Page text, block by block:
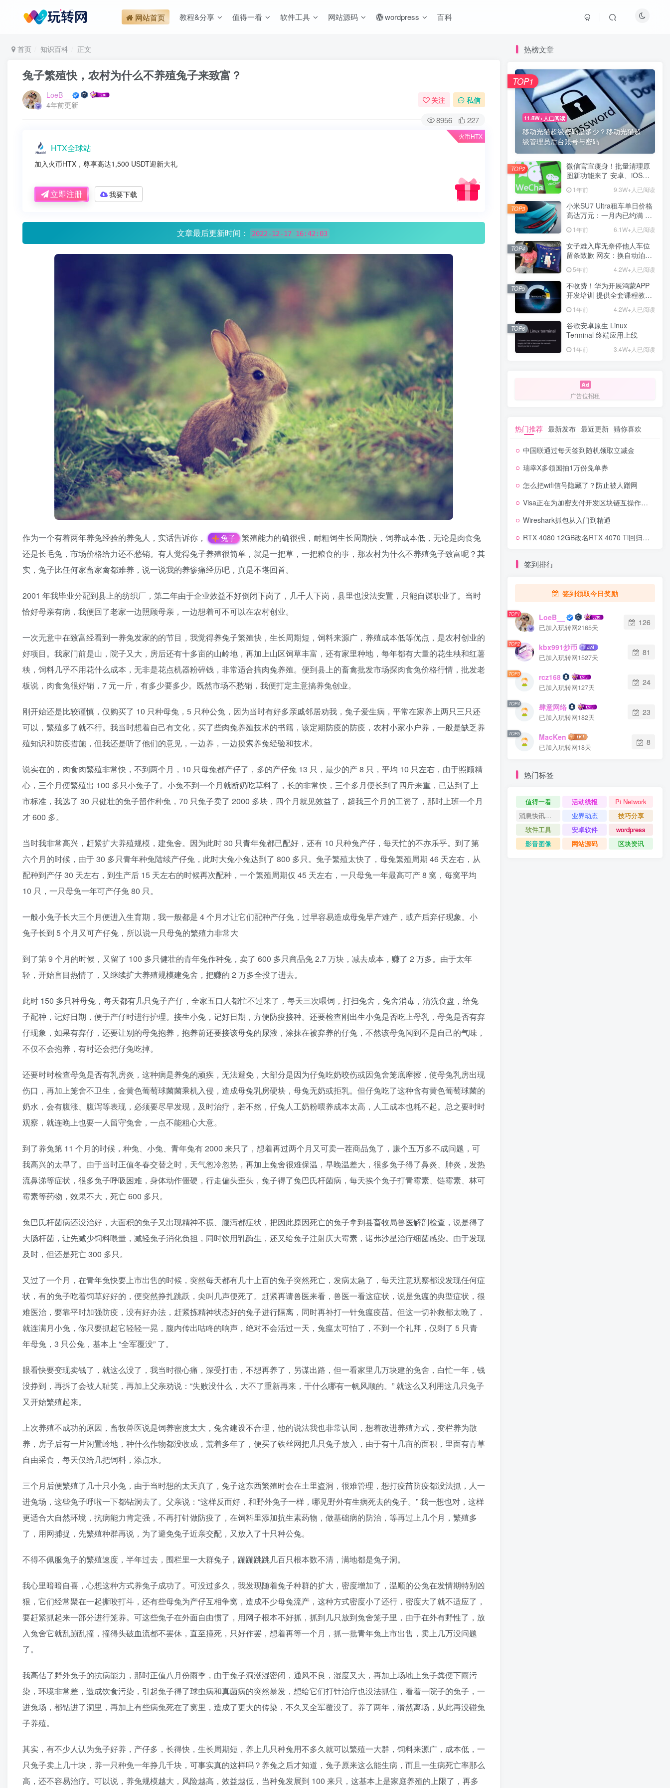
网站首页 教程&分享 值得一看 软件工具 网站源码 wordpress 百科
首页 知识百科 正文
兔子繁殖快，农村为什么不养殖兔子来致富？
LoeB__
4年前更新
关注 私信
8956 227
火币HTX
HTX全球站
加入火币HTX，尊享高达1,500 USDT迎新大礼
立即注册 我要下载
文章最后更新时间： 2022-12-17 16:42:03
作为一个有着两年养兔经验的养兔人，实话告诉你， 兔子 繁殖能力的确很强，耐粗饲生长周期快，饲养成本低，无论是肉食兔
还是长毛兔，市场价格给力还不愁销。有人觉得兔子养殖很简单，就是一把草，一把粮食的事，那农村为什么不养殖兔子致富呢？其
实，兔子比任何家畜家禽都难养，说一说我的养惨痛经历吧，真是不堪回首。
2001 年我毕业分配到县上的纺织厂，第二年由于企业效益不好倒闭下岗了，几千人下岗，县里也没法安置，只能自谋职业了。当时
恰好母亲有病，我便回了老家一边照顾母亲，一边想着可不可以在农村创业。
一次无意中在致富经看到一养兔发家的的节目，我觉得养兔子繁殖快，生长周期短，饲料来源广，养殖成本低等优点，是农村创业的
好项目。我家门前是山，院子又大，房后还有十多亩的山岭地，再加上山区饲草丰富，还有家里种地，每年都有大量的花生秧和红薯
秧，饲料几乎不用花什么成本，无非是花点机器粉碎钱，非常适合搞肉兔养殖。便到县上的畜禽批发市场探肉食兔价格行情，批发老
板说，肉食兔很好销，7 元一斤，有多少要多少。既然市场不愁销，我便打定主意搞养兔创业。
刚开始还是比较谨慎，仅购买了 10 只种母兔，5 只种公兔，因为当时有好多亲戚邻居劝我，兔子爱生病，平常在家养上两只三只还
可以，繁殖多了就不行。我当时想着自己有文化，买了些肉兔养殖技术的书籍，该定期防疫的防疫，农村小家小户养，一般是缺乏养
殖知识和防疫措施，但我还是听了他们的意见，一边养，一边摸索养兔经验和技术。
说实在的，肉食肉繁殖非常快，不到两个月，10 只母兔都产仔了，多的产仔兔 13 只，最少的产 8 只，平均 10 只左右，由于照顾精
心，三个月便繁殖出 100 多只小兔子了。小兔不到一个月就断奶吃草料了，长的非常快，三个多月便长到了四斤来重，已达到了上
市标准，我选了 30 只健壮的兔子留作种兔，70 只兔子卖了 2000 多块，四个月就见效益了，超我三个月的工资了，那时上班一个月
才 600 多。
当时我非常高兴，赶紧扩大养殖规模，建兔舍。因为此时 30 只青年兔都已配好，还有 10 只种兔产仔，每天忙的不亦乐乎。到了第
六个月的时候，由于 30 多只青年种兔陆续产仔兔，此时大兔小兔达到了 800 多只。兔子繁殖太快了，母兔繁殖周期 46 天左右，从
配种到产仔 30 天左右，到生产后 15 天左右的时候再次配种，一个繁殖周期仅 45 天左右，一只母兔一年最高可产 8 窝，每窝平均
10 只，一只母兔一年可产仔兔 80 只。
一般小兔子长大三个月便进入生育期，我一般都是 4 个月才让它们配种产仔兔，过早容易造成母兔早产难产，或产后弃仔现象。小
兔子长到 5 个月又可产仔兔，所以说一只母兔的繁殖力非常大
到了第 9 个月的时候，又留了 100 多只健壮的青年兔作种兔，卖了 600 多只商品兔 2.7 万块，减去成本，赚了 2 万多。由于太年
轻，开始盲目热情了，又继续扩大养殖规模建兔舍，把赚的 2 万多全投了进去。
此时 150 多只种母兔，每天都有几只兔子产仔，全家五口人都忙不过来了，每天三次喂饲，打扫兔舍，兔舍消毒，清洗食盘，给兔
子配种，记好日期，便于产仔时进行护理。接生小兔，记好日期，方便防疫接种。还要检查刚出生小兔是否吃上母乳，母兔是否有弃
仔现象，如果有弃仔，还要让别的母兔抱养，抱养前还要接该母兔的尿液，涂抹在被弃养的仔兔，不然该母兔闻到不是自己的气味，
不仅不会抱养，有时还会把仔兔吃掉。
还要时时检查母兔是否有乳房炎，这种病是养兔的顽疾，无法避免，大部分是因为仔兔吃奶咬伤或因兔舍笼底摩擦，使母兔乳房出现
伤口，再加上笼舍不卫生，金黄色葡萄球菌菌乘机入侵，造成母兔乳房硬块，母兔无奶或拒乳。但仔兔吃了这种含有黄色葡萄球菌的
奶水，会有腹涨、腹泻等表现，必须要尽早发现，及时治疗，若不然，仔兔人工奶粉喂养成本太高，人工成本也耗不起。总之要时时
观察，就连晚上也要一人留守兔舍，一点不能粗心大意。
到了养兔第 11 个月的时候，种兔、小兔、青年兔有 2000 来只了，想着再过两个月又可卖一茬商品兔了，赚个五万多不成问题，可
我高兴的太早了。由于当时正值冬春交替之时，天气怱冷忽热，再加上兔舍很难保温，早晚温差大，很多兔子得了鼻炎、肺炎，发热
流鼻涕等症状，很多兔子呼吸困难，身体动作僵硬，行走偏头歪头，兔子得了兔巴氏杆菌病，每天挨个兔子打青霉素、链霉素、林可
霉素等药物，效果不大，死亡 600 多只。
兔巴氏杆菌病还没治好，大面积的兔子又出现精神不振、腹泻都症状，把因此原因死亡的兔子拿到县畜牧局兽医解剖检查，说是得了
大肠杆菌，让先减少饲料喂量，减轻兔子消化负担，同时饮用乳酶生，还又给兔子注射庆大霉素，诺弗沙星治疗细菌感染。由于发现
及时，但还是死亡 300 多只。
又过了一个月，在青年兔快要上市出售的时候，突然每天都有几十上百的兔子突然死亡，发病太急了，每天注意观察都没发现任何症
状，有的兔子吃着饲草好好的，便突然挣扎跳跃，尖叫几声便死了。赶紧再请兽医来看，兽医一看这症状，说是兔瘟的典型症状，很
难医治，要靠平时加强防疫，没有好办法，赶紧拣精神状态好的兔子进行隔离，同时再补打一针兔瘟疫苗。但这一切补救都太晚了，
就连满月小兔，你只要抓起它轻轻一晃，腹内传出咕咚的响声，绝对不会活过一天，兔瘟太可怕了，不到一个礼拜，仅剩了 5 只青
年母兔，3 只公兔，基本上 “全军覆没” 了。
眼看快要变现卖钱了，就这么没了，我当时很心痛，深受打击，不想再养了，另谋出路，但一看家里几万块建的兔舍，白忙一年，钱
没挣到，再拆了会被人耻笑，再加上父亲劝说：“失败没什么，大不了重新再来，干什么哪有一帆风顺的。” 就这么又利用这几只兔子
又开始繁殖起来。
上次养殖不成功的原因，畜牧兽医说是饲养密度太大，兔舍建设不合理，他的说法我也非常认同，想着改进养殖方式，变栏养为散
养，房子后有一片闲置岭地，种什么作物都没收成，荒着多年了，便买了铁丝网把几只兔子放入，由于有十几亩的面积，里面有青草
自由采食，每天仅给几把饲料，添点水。
三个月后便繁殖了几十只小兔，由于当时想的太天真了，兔子这东西繁殖时会在土里盗洞，很难管理，想打疫苗防疫都没法抓，人一
进兔场，这些兔子呼啦一下都钻洞去了。父亲说：“这样反而好，和野外兔子一样，哪见野外有生病死去的兔子。” 我一想也对，这样
更适合大自然环境，抗病能力肯定强，不再打针做防疫了，在饲料里添加抗生素药物，做基础病的防治，等再过上几个月，繁殖多
了，用网捕捉，先繁殖种群再说，为了避免兔子近亲交配，又放入了十只种公兔。
不得不佩服兔子的繁殖速度，半年过去，围栏里一大群兔子，蹦蹦跳跳几百只根本数不清，满地都是兔子洞。
我心里暗暗自喜，心想这种方式养兔子成功了。可没过多久，我发现随着兔子种群的扩大，密度增加了，温顺的公兔在发情期特别凶
狠，它们经常聚在一起撕咬打斗，还有些母兔为产仔互相争窝，造成不少母兔流产，这种方式密度小了还行，密度大了就不适应了，
要赶紧抓起来一部分进行笼养。可这些兔子在外面自由惯了，用网子根本不好抓，抓到几只放到兔舍笼子里，由于在外有野性了，放
入兔舍它就乱蹦乱撞，撞得头破血流都不罢休，直至撞死，只好作罢，想着再等一个月，抓一批青年兔上市出售，卖上几万没问题
了。
我高估了野外兔子的抗病能力，那时正值八月份雨季，由于兔子洞潮湿密闭，通风不良，湿度又大，再加上场地上兔子粪便下雨污
染，环境非常差，造成饮食污染，引起兔子得了球虫病和真菌病的突然暴发，想给它们打针治疗也没法抓住，看着一院子的兔子，一
进兔场，都钻进了洞里，再加上有些病兔死在了窝里，造成了更大的传染，不久又全军覆没了。养了两年，潸然离场，从此再没碰兔
子养殖。
其实，有不少人认为兔子好养，产仔多，长得快，生长周期短，养上几只种兔用不多久就可以繁殖一大群，饲料来源广，成本低，一
只兔子卖上几十块，养一只种免一年挣几千块，可事实真的这样吗？养兔之后才知道，兔子原来这么能生病，而且一生病死亡率那么
高，还不容易治疗。可以说，养兔规模越大，风险越高，效益越低，当种兔发展到 100 来只，这基本上是家庭养殖的上限了，再多
热榜文章
11.8W+人已阅读
移动光猫超级密码是多少？移动光猫超
级管理员后台账号与密码
TOP1
微信官宣瘦身！批量清理原
图新功能来了 安卓、iOS均
1年前 9.3W+人已阅读
TOP2
小米SU7 Ultra租车单日价格
高达万元：一月内已约满 预
1年前 6.1W+人已阅读
TOP3
女子难入库无奈停他人车位
留条致歉 网友：换自动泊车
5年前 4.2W+人已阅读
TOP4
不收费！华为开展鸿蒙APP
开发培训 提供全套课程教学
1年前 4.2W+人已阅读
TOP5
谷歌安卓原生 Linux
Terminal 终端应用上线
1年前 3.4W+人已阅读
TOP6
广告位招租
热门推荐 最新发布 最近更新 猜你喜欢
中国联通过每天签到随机领取立减金
瑞幸X多领国抽1万份免单券
怎么把wifi信号隐藏了？防止被人蹭网
Visa正在为加密支付开发区块链互操作性中心
Wireshark抓包从入门到精通
RTX 4080 12GB改名RTX 4070 Ti回归美国时间2023年1月5日上架销售
签到排行
签到领取今日奖励
TOP1 LoeB__
已加入玩转网2165天
126
TOP2 kbx991炒币
已加入玩转网1527天
81
TOP3 rcz168
已加入玩转网127天
24
TOP4 肆意网络
已加入玩转网182天
23
TOP5 MacKen
已加入玩转网18天
8
热门标签
值得一看 活动线报
Pi Network
消息快讯查看更多 》》
业界动态
技巧分享
软件工具
安卓软件
wordpress
影音图像
网站源码 区块资讯